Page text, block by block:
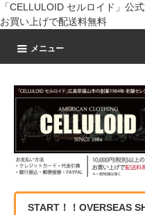
「CELLULOID セルロイド」
お買い上げで配送料無料
メニュー
START！！OVERSEAS